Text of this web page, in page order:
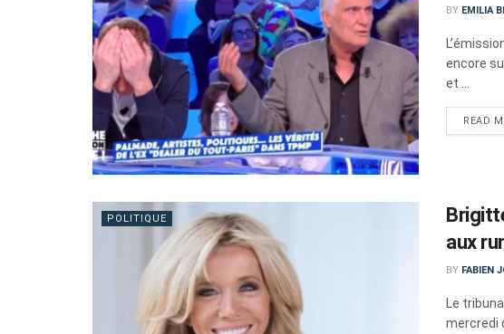
BY EMILIA
encore
et ...
READ
POLITIQUE
aux
BY FABIEN
Le
mercredi